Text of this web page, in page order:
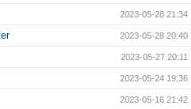
2023-05-28 21:34
2023-05-28 20:40
2023-05-27 20:11
2023-05-24 19:36
2023-05-16 21:42